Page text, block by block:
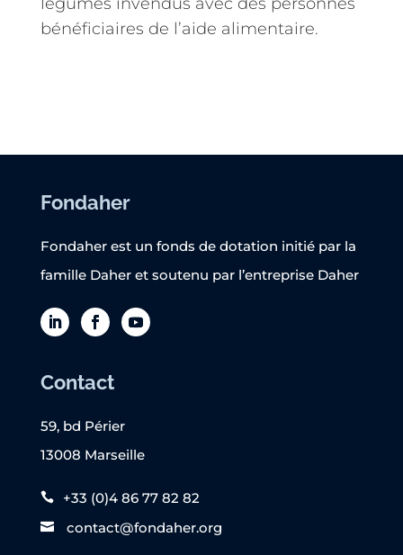
bénéficiaires de l’aide alimentaire.
Fondaher
Fondaher est un fonds de dotation initié par la
famille Daher et soutenu par l’entreprise Daher
Contact
59, bd Périer
13008 Marseille
+33 (0)4 86 77 82 82
contact@fondaher.org